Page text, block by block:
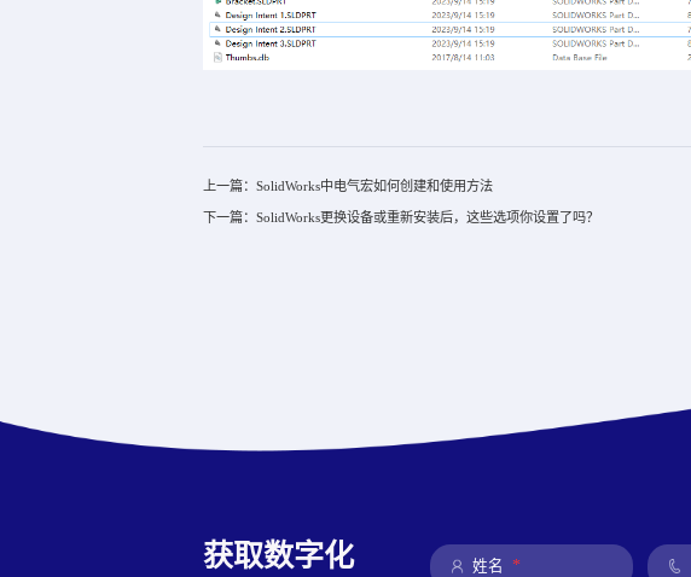
上一篇：SolidWorks中电气宏如何创建和使用方法
下一篇：SolidWorks更换设备或重新安装后，这些选项你设置了吗？
获取数字化
姓名 *